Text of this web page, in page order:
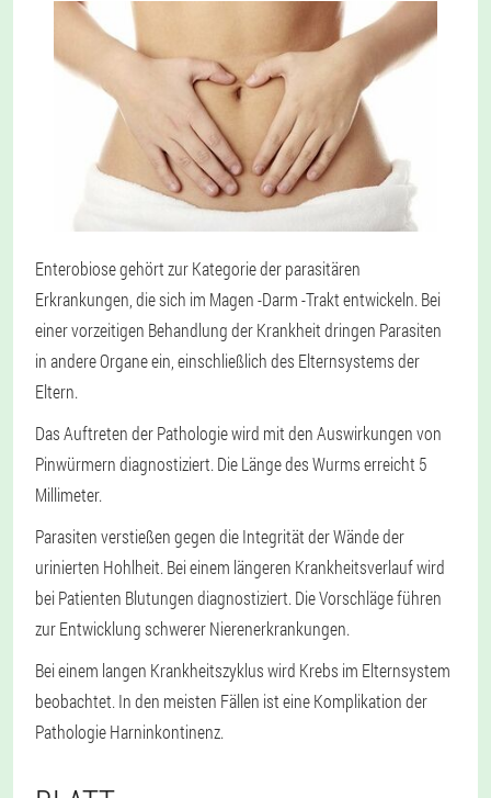
Enterobiose gehört zur Kategorie der parasitären
Erkrankungen, die sich im Magen -Darm -Trakt entwickeln. Bei
einer vorzeitigen Behandlung der Krankheit dringen Parasiten
in andere Organe ein, einschließlich des Elternsystems der
Eltern.
Das Auftreten der Pathologie wird mit den Auswirkungen von
Pinwürmern diagnostiziert. Die Länge des Wurms erreicht 5
Millimeter.
Parasiten verstießen gegen die Integrität der Wände der
urinierten Hohlheit. Bei einem längeren Krankheitsverlauf wird
bei Patienten Blutungen diagnostiziert. Die Vorschläge führen
zur Entwicklung schwerer Nierenerkrankungen.
Bei einem langen Krankheitszyklus wird Krebs im Elternsystem
beobachtet. In den meisten Fällen ist eine Komplikation der
Pathologie Harninkontinenz.